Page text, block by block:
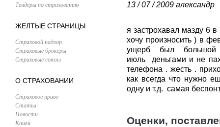
Тендеры по страхованию
ЖЕЛТЫЕ СТРАНИЦЫ
Страховой надзор
Страховые брокеры
Страховые союзы
О СТРАХОВАНИИ
Страховое право
Статьи
Новости
Книги
13 / 07 / 2009 александр
я застрохавал мазду 6
хочу произносить ) в
ущерб был большой
июль деньгами и не
телефона . жесть .
как всегда что нужно
одну и т.д. самая
Оценки,